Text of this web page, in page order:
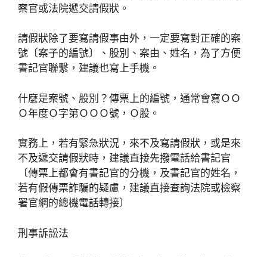
察官或法院遞交請假狀。
請假狀除了要寫請假事由外，一定要寫對正確的案
號〔案子的編號〕、股別、案由、姓名，為了方便
書記官聯繫，建議也寫上手機。
什麼是案號、股別？傳票上的編號，通常會寫ＯＯ
Ｏ年度Ｏ字第ＯＯＯ號，Ｏ股。
實務上，若有緊急狀況，來不及寫請假狀，或是來
不及遞交請假狀時，建議直接先撥電話給書記官
〔傳票上都會有書記官的分機，及書記官的姓名，
若有假傳票詐騙的疑慮，建議直接查詢法院或檢察
署官網的總機電話轉接〕
刑事訴訟法